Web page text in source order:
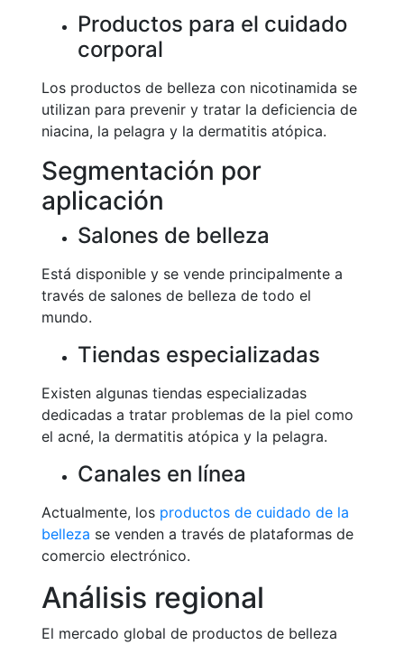
Productos para el cuidado
corporal
Los productos de belleza con nicotinamida se
utilizan para prevenir y tratar la deficiencia de
niacina, la pelagra y la dermatitis atópica.
Segmentación por
aplicación
Salones de belleza
Está disponible y se vende principalmente a
través de salones de belleza de todo el
mundo.
Tiendas especializadas
Existen algunas tiendas especializadas
dedicadas a tratar problemas de la piel como
el acné, la dermatitis atópica y la pelagra.
Canales en línea
Actualmente, los productos de cuidado de la
belleza se venden a través de plataformas de
comercio electrónico.
Análisis regional
El mercado global de productos de belleza